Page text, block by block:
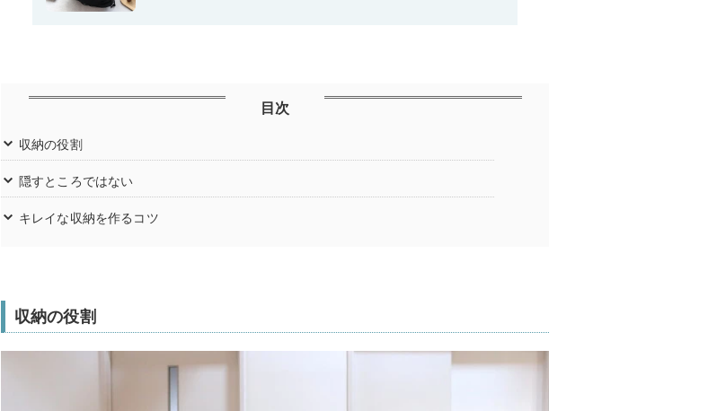
目次
収納の役割
隠すところではない
キレイな収納を作るコツ
収納の役割